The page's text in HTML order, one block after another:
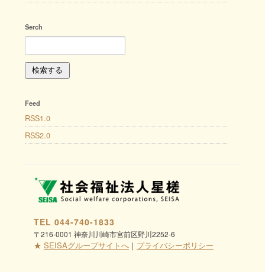
Serch
Feed
RSS1.0
RSS2.0
TEL 044-740-1833
〒216-0001 神奈川川崎市宮前区野川2252-6
★ SEISAグループサイトへ｜ プライバシーポリシー